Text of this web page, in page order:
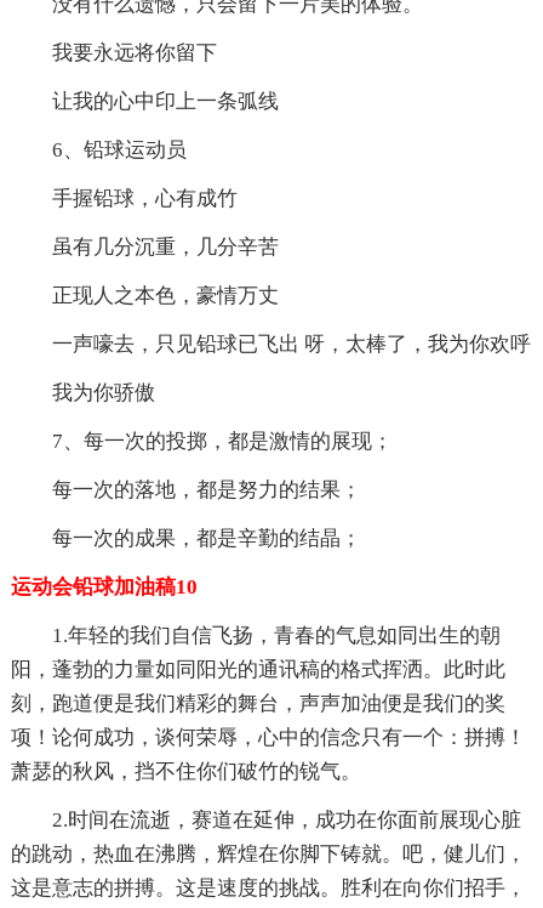
没有什么遗憾，只会留下一片美的体验。
我要永远将你留下
让我的心中印上一条弧线
6、铅球运动员
手握铅球，心有成竹
虽有几分沉重，几分辛苦
正现人之本色，豪情万丈
一声嚎去，只见铅球已飞出 呀，太棒了，我为你欢呼
我为你骄傲
7、每一次的投掷，都是激情的展现；
每一次的落地，都是努力的结果；
每一次的成果，都是辛勤的结晶；
运动会铅球加油稿10
1.年轻的我们自信飞扬，青春的气息如同出生的朝
阳，蓬勃的力量如同阳光的通讯稿的格式挥洒。此时此
刻，跑道便是我们精彩的舞台，声声加油便是我们的奖
项！论何成功，谈何荣辱，心中的信念只有一个：拼搏！
萧瑟的秋风，挡不住你们破竹的锐气。
2.时间在流逝，赛道在延伸，成功在你面前展现心脏
的跳动，热血在沸腾，辉煌在你脚下铸就。吧，健儿们，
这是意志的拼搏。这是速度的挑战。胜利在向你们招手，